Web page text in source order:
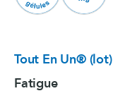
Tout En Un® (lot)
Fatigue